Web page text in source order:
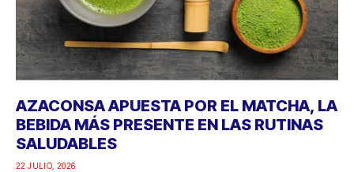
AZACONSA APUESTA POR EL MATCHA, LA
BEBIDA MÁS PRESENTE EN LAS RUTINAS
SALUDABLES
22 JULIO, 2026